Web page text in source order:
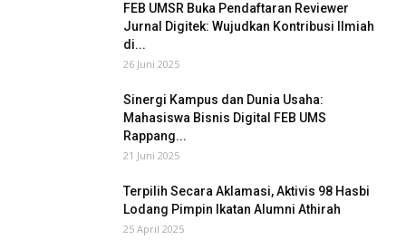
FEB UMSR Buka Pendaftaran Reviewer
Jurnal Digitek: Wujudkan Kontribusi Ilmiah
di...
26 Juni 2025
Sinergi Kampus dan Dunia Usaha:
Mahasiswa Bisnis Digital FEB UMS
Rappang...
21 Juni 2025
Terpilih Secara Aklamasi, Aktivis 98 Hasbi
Lodang Pimpin Ikatan Alumni Athirah
25 April 2025